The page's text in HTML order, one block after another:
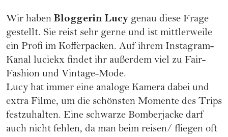
Wir haben Bloggerin Lucy genau diese Frage
gestellt. Sie reist sehr gerne und ist mittlerweile
ein Profi im Kofferpacken. Auf ihrem Instagram-
Kanal luciekx findet ihr außerdem viel zu Fair-
Fashion und Vintage-Mode.
Lucy hat immer eine analoge Kamera dabei und
extra Filme, um die schönsten Momente des Trips
festzuhalten. Eine schwarze Bomberjacke darf
auch nicht fehlen, da man beim reisen/ fliegen oft